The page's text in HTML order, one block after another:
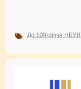
До 100-річчя НБУВ